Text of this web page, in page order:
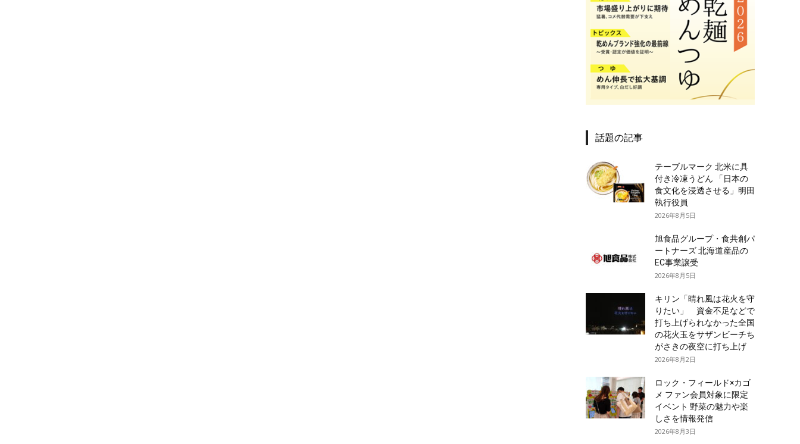
話題の記事
テーブルマーク 北米に具
付き冷凍うどん 「日本の
食文化を浸透させる」明田
執行役員
2026年8月5日
旭食品グループ・食共創パ
ートナーズ 北海道産品の
EC事業譲受
2026年8月5日
キリン「晴れ風は花火を守
りたい」 資金不足などで
打ち上げられなかった全国
の花火玉をサザンビーチち
がさきの夜空に打ち上げ
2026年8月2日
ロック・フィールド×カゴ
メ ファン会員対象に限定
イベント 野菜の魅力や楽
しさを情報発信
2026年8月3日